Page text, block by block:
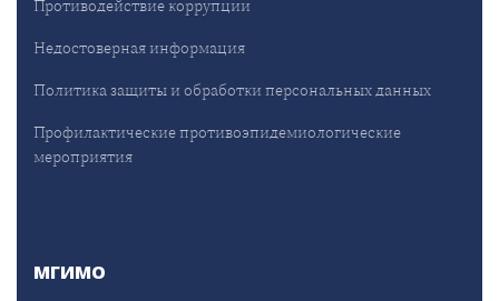
Противодействие коррупции
Недостоверная информация
Политика защиты и обработки персональных данных
Профилактические противоэпидемиологические
мероприятия
МГИМО